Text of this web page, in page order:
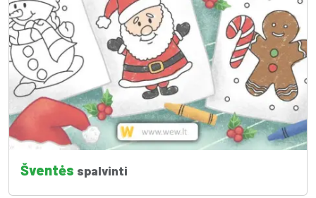
Šventės spalvinti